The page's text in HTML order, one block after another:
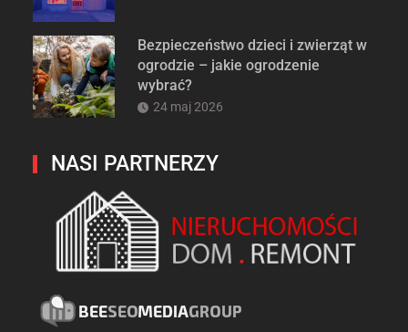
Bezpieczeństwo dzieci i zwierząt w
ogrodzie – jakie ogrodzenie
wybrać?
24 maj 2026
NASI PARTNERZY